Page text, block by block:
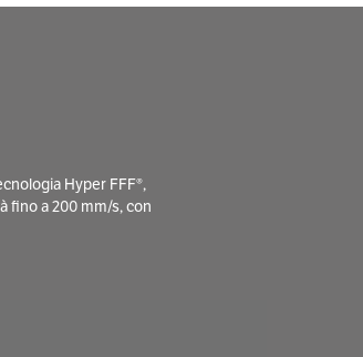
Hyper FFF®,
fino a 200 mm/s, con